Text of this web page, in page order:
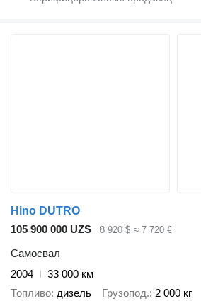
Hino DUTRO
105 900 000 UZS
8 920 $ ≈ 7 720 €
Самосвал
2004
33 000 км
Топливо дизель Грузопод. 2 000 кг